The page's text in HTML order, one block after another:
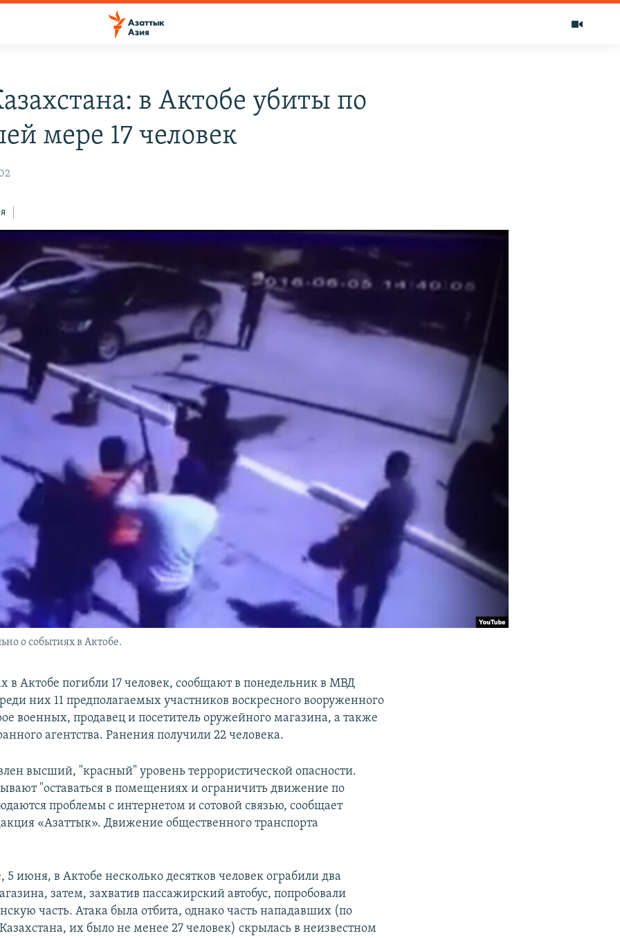
в Актобе убиты по
мере 17 человек
о событиях в Актобе.
в Актобе погибли 17 человек, сообщают в понедельник в МВД
них 11 предполагаемых участников воскресного вооруженного
военных, продавец и посетитель оружейного магазина, а также
агентства. Ранения получили 22 человека.
высший, "красный" уровень террористической опасности.
"оставаться в помещениях и ограничить движение по
проблемы с интернетом и сотовой связью, сообщает
«Азаттык». Движение общественного транспорта
5 июня, в Актобе несколько десятков человек ограбили два
затем, захватив пассажирский автобус, попробовали
часть. Атака была отбита, однако часть нападавших (по
их было не менее 27 человек) скрылась в неизвестном